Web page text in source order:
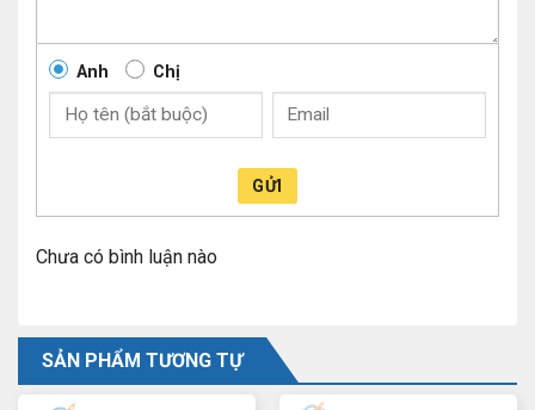
Anh Chị
GỬI
Chưa có bình luận nào
SẢN PHẨM TƯƠNG TỰ